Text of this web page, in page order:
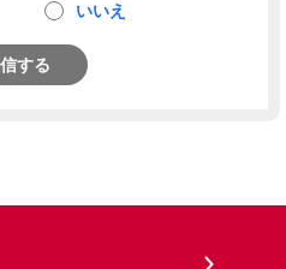
いいえ
する